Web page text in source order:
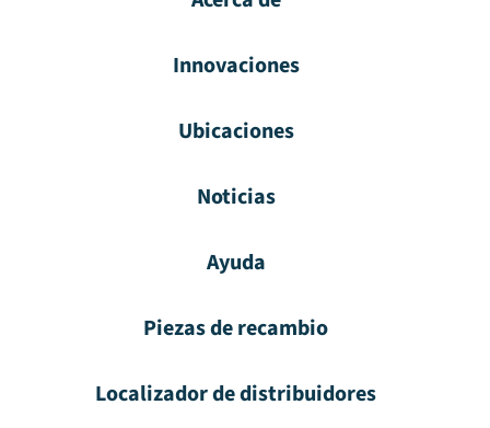
Innovaciones
Ubicaciones
Noticias
Ayuda
Piezas de recambio
Localizador de distribuidores